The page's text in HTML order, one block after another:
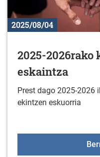
2025/08/04
2025-
eskaintza
Prest dago 2025-2026
ekintzen eskuorria